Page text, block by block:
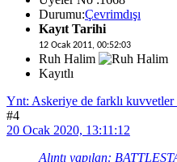
Durumu:Çevrimdışı
Kayıt Tarihi
12 Ocak 2011, 00:52:03
Ruh Halim
Kayıtlı
Ynt: Askeriye de farklı kuvvetler
#4
20 Ocak 2020, 13:11:12
Alıntı yapılan: